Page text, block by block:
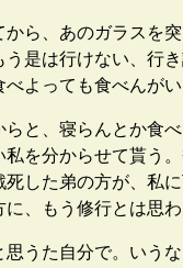
ら、あのガラスを
う是は行けない、行
よっても食べんが
と、寝らんとか食
を分からせて貰う
死した弟の方が、私
、もう修行とは思わ
うた自分で。いう